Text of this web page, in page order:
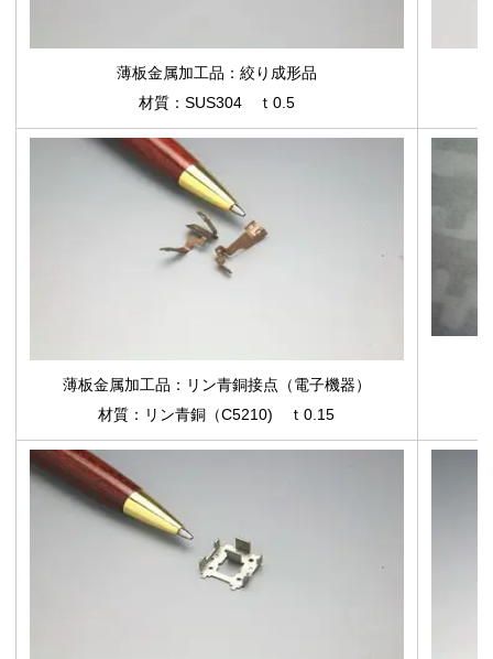
薄板金属加工品 ：絞り成形品
材質：SUS304 ｔ0.5
薄板金属加工品 ：リン青銅接点（電子機器）
材質：リン青銅（C5210) ｔ0.15